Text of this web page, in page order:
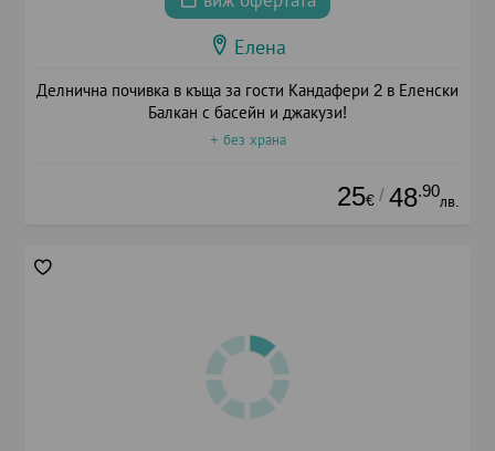
Елена
Делнична почивка в къща за гости Кандафери 2 в Еленски
Балкан с басейн и джакузи!
+ без храна
25€ / 48.90
лв.